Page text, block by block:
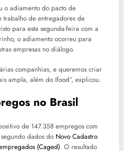
o adiamento do pacto de
trabalho de entregadores de
para esta segunda-feira com a
o adiamento ocorreu para
empresas no diálogo.
companhias, e queremos criar
ampla, além do Ifood”, explicou.
no Brasil
de 147.358 empregos com
dados do Novo Cadastro
(Caged). O resultado